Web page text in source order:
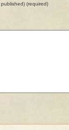
(required)